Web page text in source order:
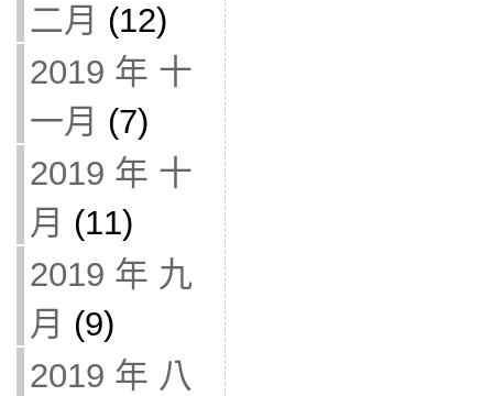
二月 (12)
2019 年 十
一月 (7)
2019 年 十
月 (11)
2019 年 九
月 (9)
2019 年 八